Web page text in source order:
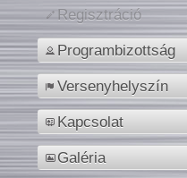
Regisztráció
Programbizottság
Versenyhelyszín
Kapcsolat
Galéria